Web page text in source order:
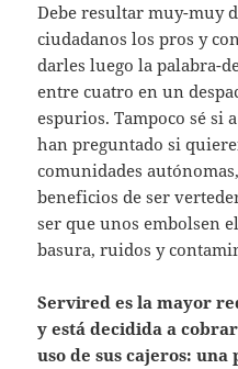
Debe resultar muy-muy
ciudadanos los pros y
darles luego la palabra-
entre cuatro en un
espurios. Tampoco sé si
han preguntado si
comunidades
beneficios de ser
ser que unos embolsen
basura, ruidos y
Servired es la mayor
y está decidida a
uso de sus cajeros: